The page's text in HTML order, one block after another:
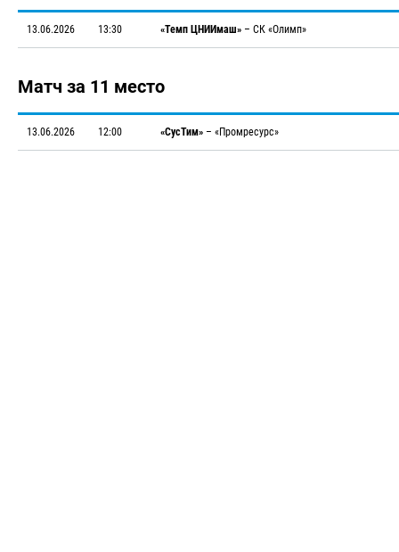
13.06.2026 13:30 «Темп ЦНИИмаш» – СК «Олимп»
Матч за 11 место
13.06.2026 12:00 «СусТим» – «Промресурс»